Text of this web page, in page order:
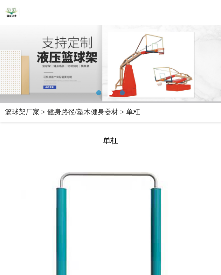
篮球架厂家 > 健身路径/塑木健身器材 > 单杠
单杠